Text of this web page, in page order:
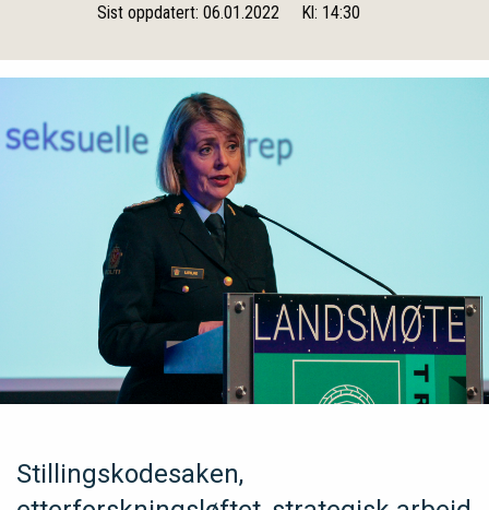
Sist oppdatert: 06.01.2022
Kl: 14:30
Stillingskodesaken,